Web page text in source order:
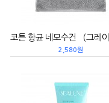
2,580원